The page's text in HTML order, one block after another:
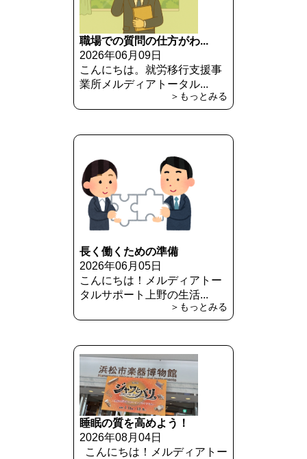
職場での質問の仕方がわ...
2026年06月09日
こんにちは。就労移行支援事
業所メルディアトータル...
＞もっとみる
長く働くための準備
2026年06月05日
こんにちは！メルディアトー
タルサポート上野の生活...
＞もっとみる
睡眠の質を高めよう！
2026年08月04日
こんにちは！メルディアトー